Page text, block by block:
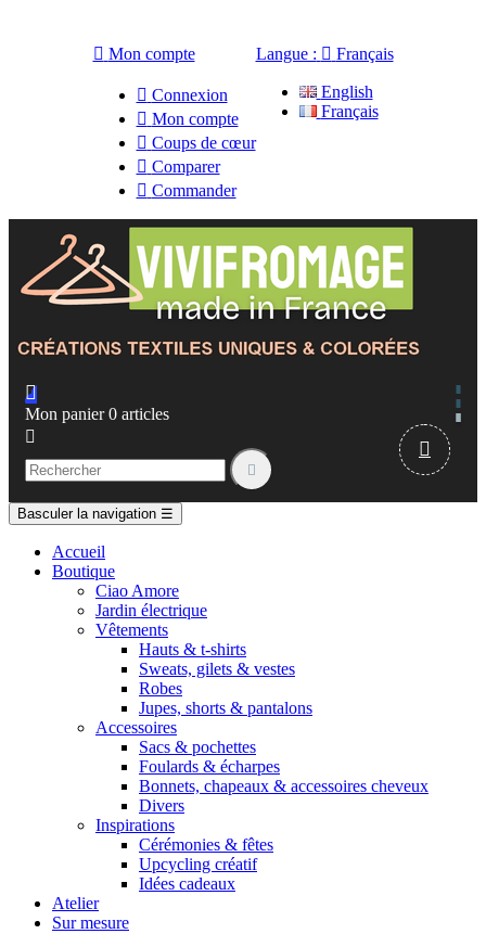
 Mon compte
 Connexion
 Mon compte
 Coups de cœur
 Comparer
 Commander
Langue :  Français
English
Français

Mon panier 0 articles



Basculer la navigation ☰
Accueil
Boutique
Ciao Amore
Jardin électrique
Vêtements
Hauts & t-shirts
Sweats, gilets & vestes
Robes
Jupes, shorts & pantalons
Accessoires
Sacs & pochettes
Foulards & écharpes
Bonnets, chapeaux & accessoires cheveux
Divers
Inspirations
Cérémonies & fêtes
Upcycling créatif
Idées cadeaux
Atelier
Sur mesure